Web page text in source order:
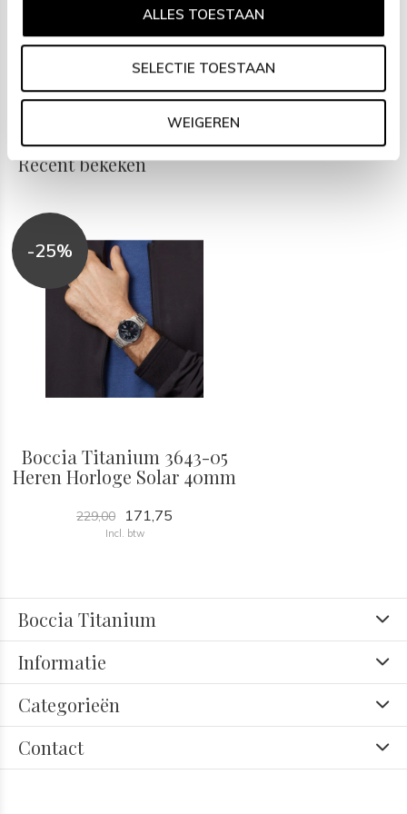
ALLES TOESTAAN
SELECTIE TOESTAAN
WEIGEREN
- Titanium schakelband
- Blauwe wijzerplaat
- 10ATM
Recent bekeken
-25%
Boccia Titanium 3643-05
Heren Horloge Solar 40mm
229,00 171,75
Incl. btw
Boccia Titanium
Informatie
Categorieën
Contact